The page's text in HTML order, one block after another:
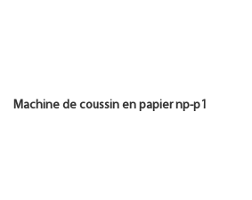
Machine de coussin en papier